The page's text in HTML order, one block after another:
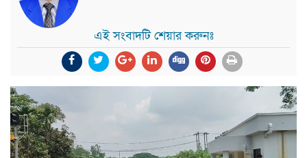
এই সংবাদটি শেয়ার করুনঃ